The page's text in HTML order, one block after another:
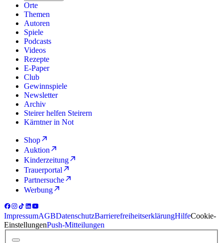
Orte
Themen
Autoren
Spiele
Podcasts
Videos
Rezepte
E-Paper
Club
Gewinnspiele
Newsletter
Archiv
Steirer helfen Steirern
Kärntner in Not
Shop
Auktion
Kinderzeitung
Trauerportal
Partnersuche
Werbung
ImpressumAGBDatenschutzBarrierefreiheitserklärungHilfeCookie-
EinstellungenPush-Mitteilungen